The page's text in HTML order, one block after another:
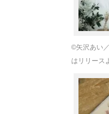
©矢沢あい
はリリース